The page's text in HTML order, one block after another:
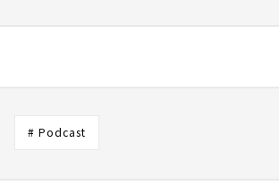
# Podcast